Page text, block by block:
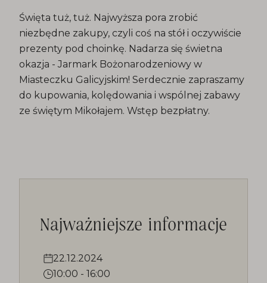
Święta tuż, tuż. Najwyższa pora zrobić
niezbędne zakupy, czyli coś na stół i oczywiście
prezenty pod choinkę. Nadarza się świetna
okazja - Jarmark Bożonarodzeniowy w
Miasteczku Galicyjskim! Serdecznie zapraszamy
do kupowania, kolędowania i wspólnej zabawy
ze świętym Mikołajem. Wstęp bezpłatny.
Najważniejsze informacje
22.12.2024
10:00 - 16:00